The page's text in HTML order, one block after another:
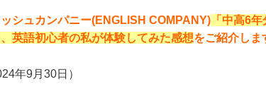
シュカンパニー(ENGLISH COMPANY) 「中高6
英語初心者の私が体験してみた感想をご紹介しま
年9月30日 ）